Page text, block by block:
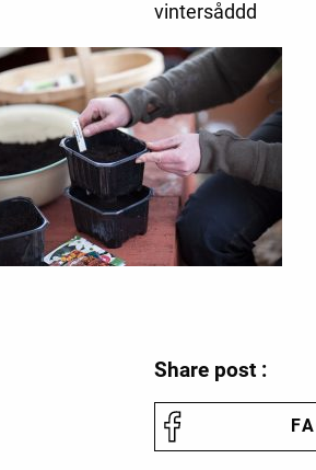
vintersåddd
Share post :